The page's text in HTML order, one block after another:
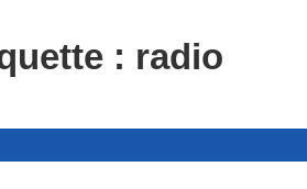
: radio